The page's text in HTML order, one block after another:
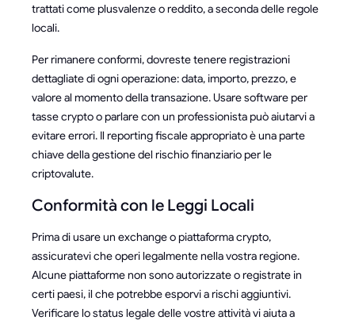
trattati come plusvalenze o reddito, a seconda delle regole
locali.
Per rimanere conformi, dovreste tenere registrazioni
dettagliate di ogni operazione: data, importo, prezzo, e
valore al momento della transazione. Usare software per
tasse crypto o parlare con un professionista può aiutarvi a
evitare errori. Il reporting fiscale appropriato è una parte
chiave della gestione del rischio finanziario per le
criptovalute.
Conformità con le Leggi Locali
Prima di usare un exchange o piattaforma crypto,
assicuratevi che operi legalmente nella vostra regione.
Alcune piattaforme non sono autorizzate o registrate in
certi paesi, il che potrebbe esporvi a rischi aggiuntivi.
Verificare lo status legale delle vostre attività vi aiuta a